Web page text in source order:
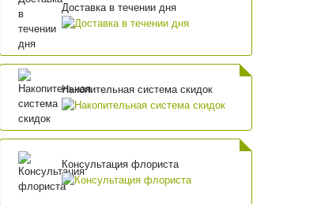
Доставка в течении дня
Накопительная система скидок
Консультация флориста